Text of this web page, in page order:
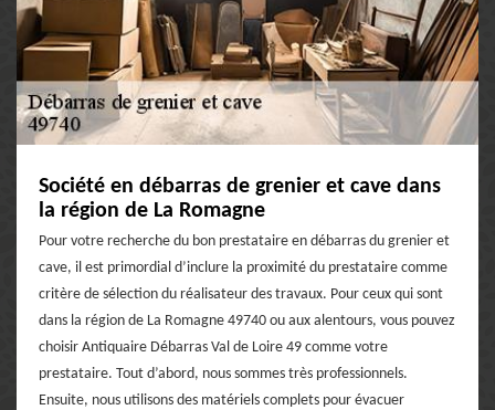
Société en débarras de grenier et cave dans
la région de La Romagne
Pour votre recherche du bon prestataire en débarras du grenier et
cave, il est primordial d’inclure la proximité du prestataire comme
critère de sélection du réalisateur des travaux. Pour ceux qui sont
dans la région de La Romagne 49740 ou aux alentours, vous pouvez
choisir Antiquaire Débarras Val de Loire 49 comme votre
prestataire. Tout d’abord, nous sommes très professionnels.
Ensuite, nous utilisons des matériels complets pour évacuer